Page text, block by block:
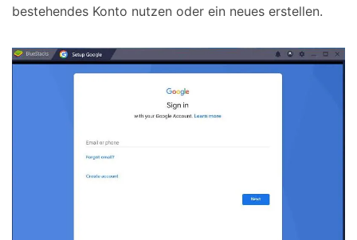
bestehendes Konto nutzen oder ein neues erstellen.